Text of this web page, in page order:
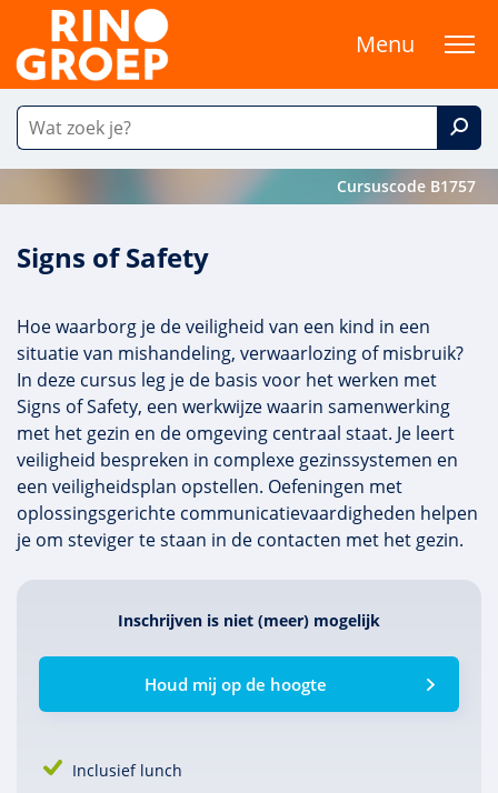
Menu
Cursuscode B1757
Signs of Safety
Hoe waarborg je de veiligheid van een kind in een
situatie van mishandeling, verwaarlozing of misbruik?
In deze cursus leg je de basis voor het werken met
Signs of Safety, een werkwijze waarin samenwerking
met het gezin en de omgeving centraal staat. Je leert
veiligheid bespreken in complexe gezinssystemen en
een veiligheidsplan opstellen. Oefeningen met
oplossingsgerichte communicatievaardigheden helpen
je om steviger te staan in de contacten met het gezin.
Inschrijven is niet (meer) mogelijk
Houd mij op de hoogte
Inclusief lunch